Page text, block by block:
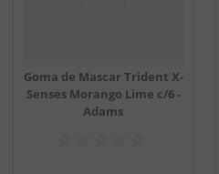
Goma de Mascar Trident X-
Senses Morango Lime c/6 -
Adams